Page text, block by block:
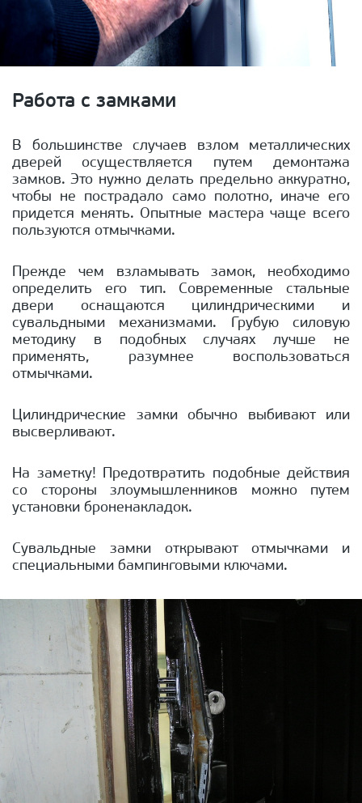
Работа с замками
В большинстве случаев взлом металлических
дверей осуществляется путем демонтажа
замков. Это нужно делать предельно аккуратно,
чтобы не пострадало само полотно, иначе его
придется менять. Опытные мастера чаще всего
пользуются отмычками.
Прежде чем взламывать замок, необходимо
определить его тип. Современные стальные
двери оснащаются цилиндрическими и
сувальдными механизмами. Грубую силовую
методику в подобных случаях лучше не
применять, разумнее воспользоваться
отмычками.
Цилиндрические замки обычно выбивают или
высверливают.
На заметку! Предотвратить подобные действия
со стороны злоумышленников можно путем
установки броненакладок.
Сувальдные замки открывают отмычками и
специальными бампинговыми ключами.